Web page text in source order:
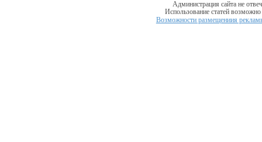
Администрация сайта не
Использование статей
Возможности размещениия